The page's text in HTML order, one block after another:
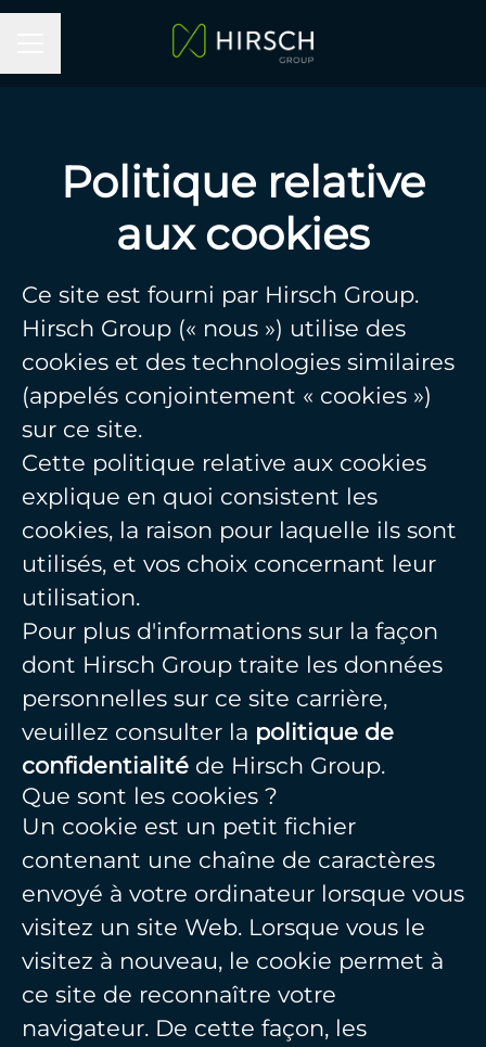
Politique relative
aux cookies
Ce site est fourni par Hirsch Group.
Hirsch Group (« nous ») utilise des
cookies et des technologies similaires
(appelés conjointement « cookies »)
sur ce site.
Cette politique relative aux cookies
explique en quoi consistent les
cookies, la raison pour laquelle ils sont
utilisés, et vos choix concernant leur
utilisation.
Pour plus d'informations sur la façon
dont Hirsch Group traite les données
personnelles sur ce site carrière,
veuillez consulter la politique de
confidentialité de Hirsch Group.
Que sont les cookies ?
Un cookie est un petit fichier
contenant une chaîne de caractères
envoyé à votre ordinateur lorsque vous
visitez un site Web. Lorsque vous le
visitez à nouveau, le cookie permet à
ce site de reconnaître votre
navigateur. De cette façon, les